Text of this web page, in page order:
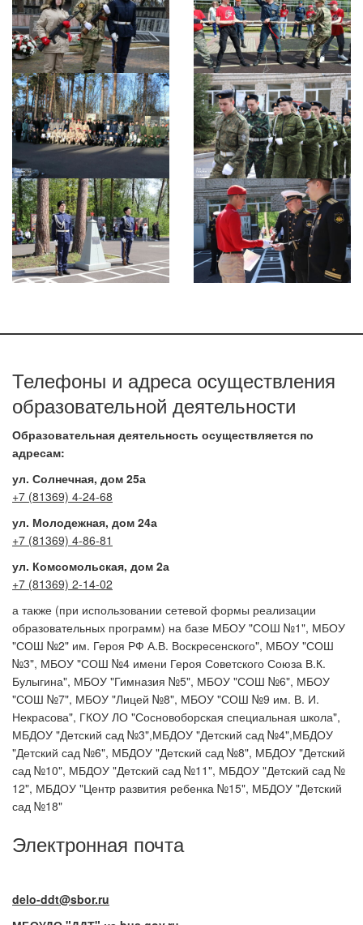
Телефоны и адреса осуществления
образовательной деятельности
Образовательная деятельность осуществляется по
адресам:
ул. Солнечная, дом 25а
+7 (81369) 4-24-68
ул. Молодежная, дом 24а
+7 (81369) 4-86-81
ул. Комсомольская, дом 2а
+7 (81369) 2-14-02
а также (при использовании сетевой формы реализации
образовательных программ) на базе МБОУ "СОШ №1", МБОУ
"СОШ №2" им. Героя РФ А.В. Воскресенского", МБОУ "СОШ
№3", МБОУ "СОШ №4 имени Героя Советского Союза В.К.
Булыгина", МБОУ "Гимназия №5", МБОУ "СОШ №6", МБОУ
"СОШ №7", МБОУ "Лицей №8", МБОУ "СОШ №9 им. В. И.
Некрасова", ГКОУ ЛО "Сосновоборская специальная школа",
МБДОУ "Детский сад №3",МБДОУ "Детский сад №4",МБДОУ
"Детский сад №6", МБДОУ "Детский сад №8", МБДОУ "Детский
сад №10", МБДОУ "Детский сад №11", МБДОУ "Детский сад №
12", МБДОУ "Центр развития ребенка №15", МБДОУ "Детский
сад №18"
Электронная почта
delo-ddt@sbor.ru